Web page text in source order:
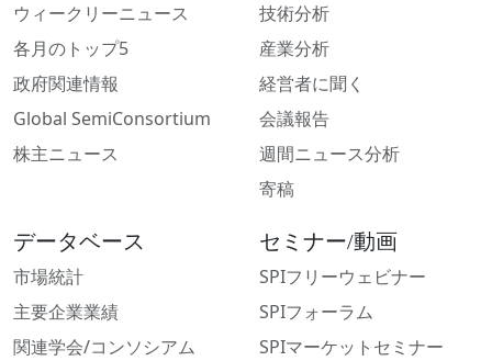
ウィークリーニュース
各月のトップ5
政府関連情報
Global SemiConsortium
株主ニュース
技術分析
産業分析
経営者に聞く
会議報告
週間ニュース分析
寄稿
データベース
市場統計
主要企業業績
関連学会/コンソシアム
セミナー/動画
SPIフリーウェビナー
SPIフォーラム
SPIマーケットセミナー